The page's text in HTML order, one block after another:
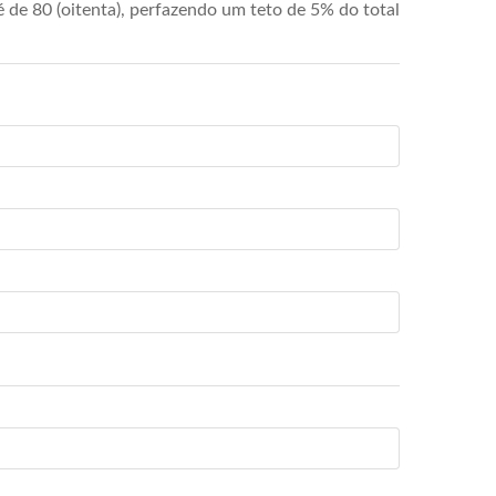
80 (oitenta), perfazendo um teto de 5% do total